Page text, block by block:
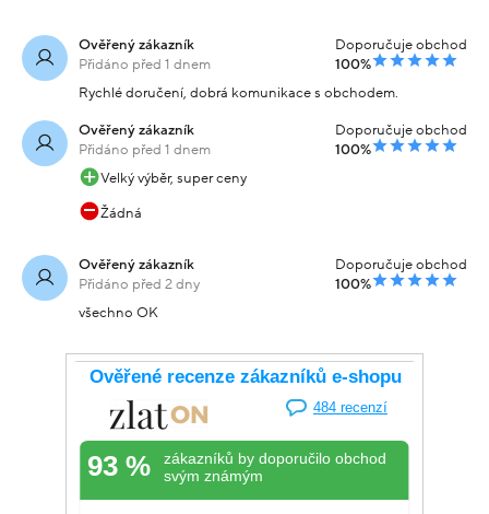
Ověřený zákazník
Přidáno před 1 dnem
Doporučuje obchod
100%
Rychlé doručení, dobrá komunikace s obchodem.
Ověřený zákazník
Přidáno před 1 dnem
Doporučuje obchod
100%
Velký výběr, super ceny
Žádná
Ověřený zákazník
Přidáno před 2 dny
Doporučuje obchod
100%
všechno OK